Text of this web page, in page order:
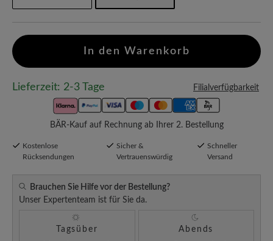
In den Warenkorb
Lieferzeit: 2-3 Tage Filialverfügbarkeit
BÄR-Kauf auf Rechnung ab Ihrer 2. Bestellung
Kostenlose
Rücksendungen
Sicher &
Vertrauenswürdig
Schneller
Versand
Brauchen Sie Hilfe vor der Bestellung?
Unser Expertenteam ist für Sie da.
Tagsüber Abends